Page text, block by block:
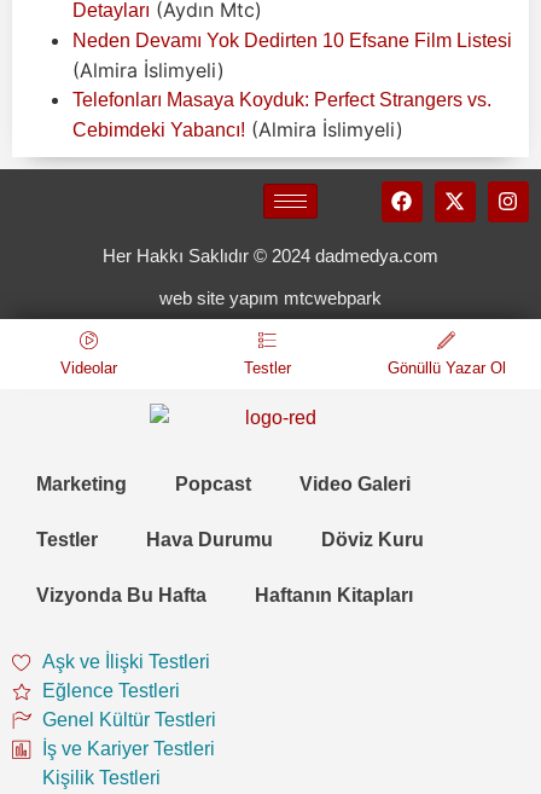
Detayları (Aydın Mtc)
Neden Devamı Yok Dedirten 10 Efsane Film Listesi
(Almira İslimyeli)
Telefonları Masaya Koyduk: Perfect Strangers vs.
Cebimdeki Yabancı! (Almira İslimyeli)
Her Hakkı Saklıdır © 2024 dadmedya.com
web site yapım mtcwebpark
Videolar Testler Gönüllü Yazar Ol
Marketing Popcast Video Galeri
Testler Hava Durumu Döviz Kuru
Vizyonda Bu Hafta Haftanın Kitapları
Aşk ve İlişki Testleri
Eğlence Testleri
Genel Kültür Testleri
İş ve Kariyer Testleri
Kişilik Testleri